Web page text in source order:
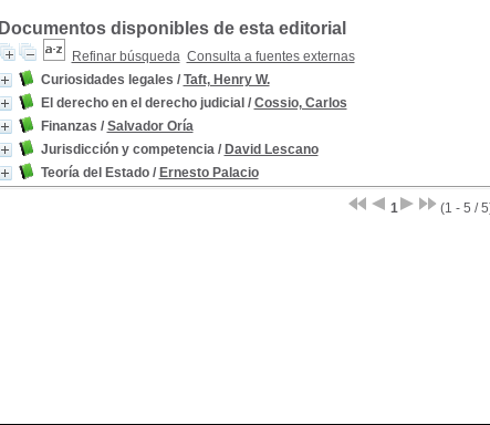
Documentos disponibles de esta editorial
Refinar búsqueda Consulta a fuentes externas
Curiosidades legales / Taft, Henry W.
El derecho en el derecho judicial / Cossio, Carlos
Finanzas / Salvador Oría
Jurisdicción y competencia/ David Lescano
Teoría del Estado/ Ernesto Palacio
1 (1 - 5 /